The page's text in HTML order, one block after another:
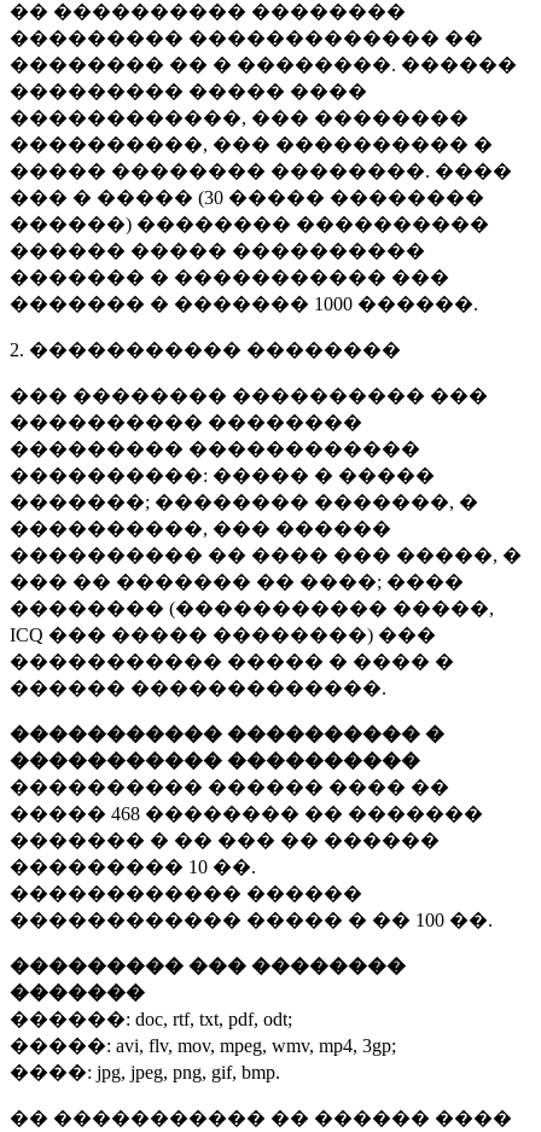
�� ���������� ��������
��������� ������������� ��
�������� �� � ��������. ������
��������� ����� ����
������������, ��� ��������
����������, ��� ���������� �
����� �������� ��������. ����
��� � ����� (30 ����� ��������
������) �������� ����������
������ ����� ����������
������� � ����������� ���
������� � ������� 1000 ������.
2. ����������� ��������
��� �������� ���������� ���
���������� ��������
��������� ������������
����������: ����� � �����
�������; �������� �������, �
����������, ��� ������
���������� �� ���� ��� �����, �
��� �� ������� �� ����; ����
�������� (����������� �����,
ICQ ��� ����� ��������) ���
����������� ����� � ���� �
������ �������������.
����������� ���������� �
����������� ����������
���������� ������ ���� ��
����� 468 �������� �� �������
������� � �� ��� �� ������
��������� 10 ��.
������������ ������
������������ ����� � �� 100 ��.
��������� ��� ��������
�������
������: doc, rtf, txt, pdf, odt;
�����: avi, flv, mov, mpeg, wmv, mp4, 3gp;
����: jpg, jpeg, png, gif, bmp.
�� ����������� �� ������ ����